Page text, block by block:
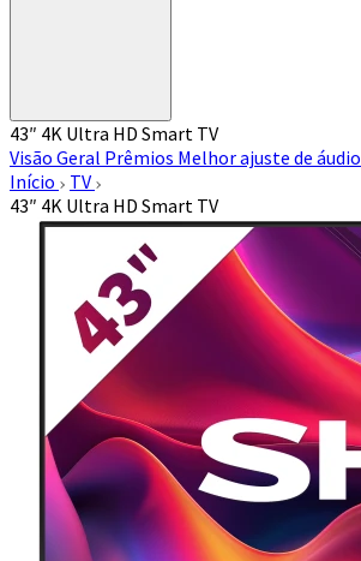
43″ 4K Ultra HD Smart TV
Visão Geral Prêmios Melhor ajuste de áudio
Início
TV
43″ 4K Ultra HD Smart TV